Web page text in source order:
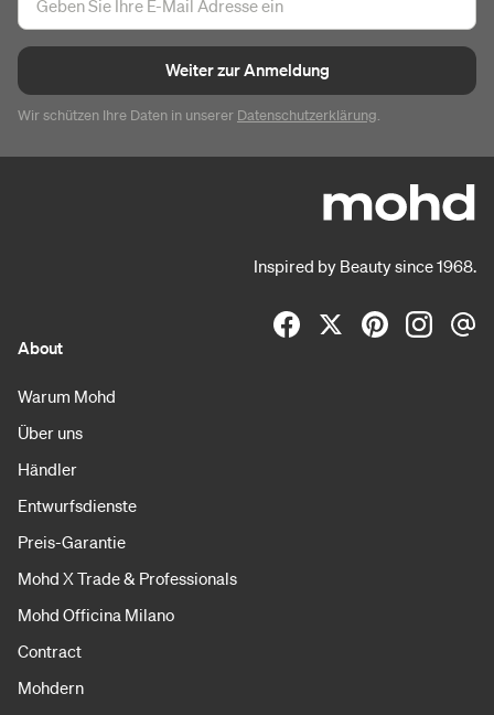
Weiter zur Anmeldung
Wir schützen Ihre Daten in unserer Datenschutzerklärung.
Inspired by Beauty since 1968.
About
Warum Mohd
Über uns
Händler
Entwurfsdienste
Preis-Garantie
Mohd X Trade & Professionals
Mohd Officina Milano
Contract
Mohdern